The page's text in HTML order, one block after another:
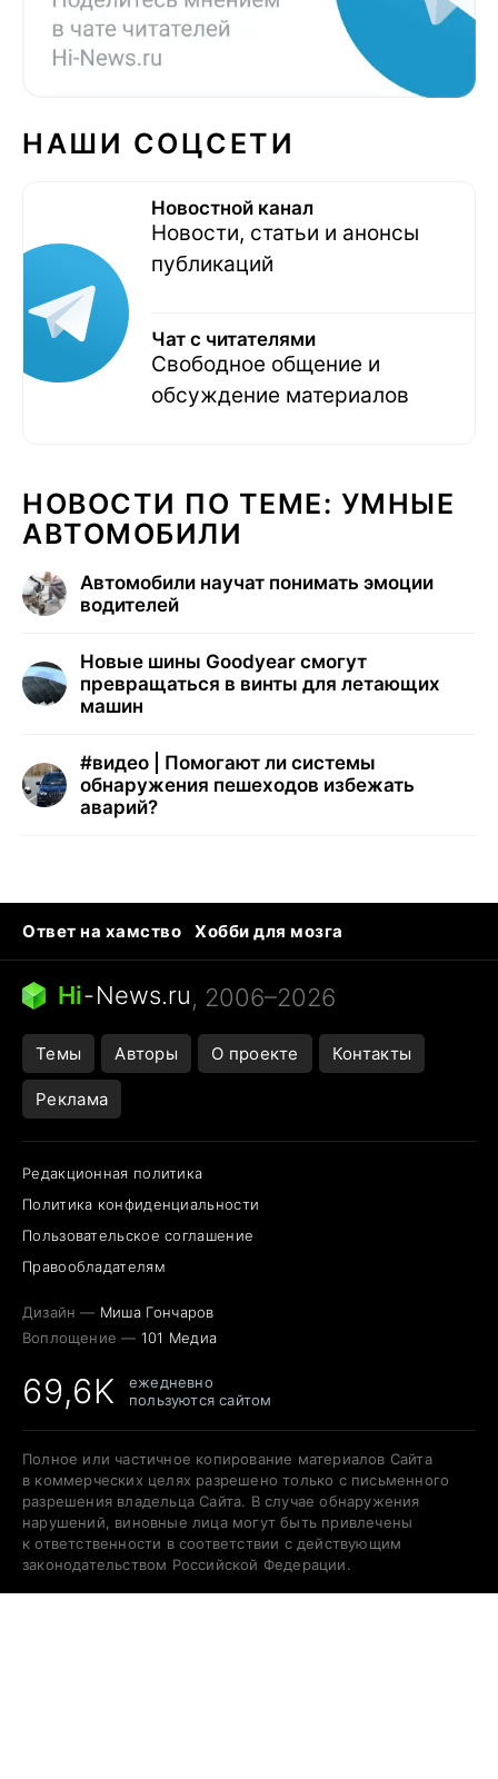
НАШИ СОЦСЕТИ
Новостной канал
Новости, статьи и анонсы
публикаций
Чат с читателями
Свободное общение и
обсуждение материалов
НОВОСТИ ПО ТЕМЕ: УМНЫЕ
АВТОМОБИЛИ
Автомобили научат понимать эмоции
водителей
Новые шины Goodyear смогут
превращаться в винты для летающих
машин
#видео | Помогают ли системы
обнаружения пешеходов избежать
аварий?
Ответ на хамство
Хобби для мозга
Бензин 100 vs 95
Тунцы в океанариуме
Следующая пандемия
Hi-News.ru, 2006–2026
Темы Авторы О проекте Контакты
Реклама
Редакционная политика
Политика конфиденциальности
Пользовательское соглашение
Правообладателям
Дизайн — Миша Гончаров
Воплощение — 101 Медиа
69,6K
ежедневно
пользуются сайтом
Полное или частичное копирование материалов Сайта
в коммерческих целях разрешено только с письменного
разрешения владельца Сайта. В случае обнаружения
нарушений, виновные лица могут быть привлечены
к ответственности в соответствии с действующим
законодательством Российской Федерации.